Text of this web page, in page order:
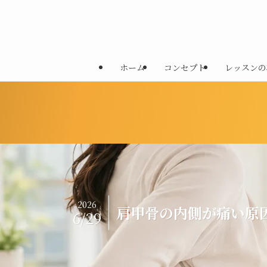
ホーム コンセプト レッスン
肩甲骨の内側が痛い原
2026
6/29